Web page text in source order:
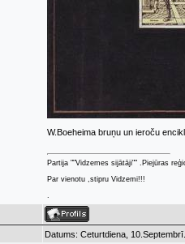
W.Boeheima bruņu un ieroču
Partija ""Vidzemes sijātāji"" .Piejūras
Par vienotu ,stipru Vidzemi!!!
Datums: Ceturtdiena,